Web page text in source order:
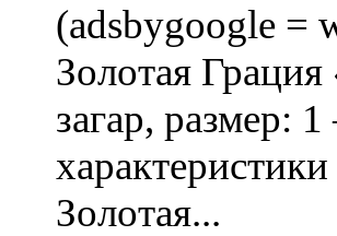
(adsbygoogle =
Золотая
загар, размер:
Золотая...